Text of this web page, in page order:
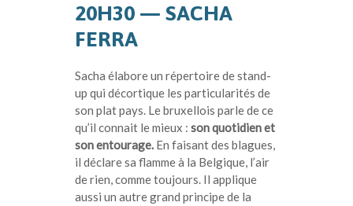
20H30 — SACHA
FERRA
Sacha élabore un répertoire de stand-
up qui décortique les particularités de
son plat pays. Le bruxellois parle de ce
qu’il connait le mieux : son quotidien et
son entourage. En faisant des blagues,
il déclare sa flamme à la Belgique, l’air
de rien, comme toujours. Il applique
aussi un autre grand principe de la